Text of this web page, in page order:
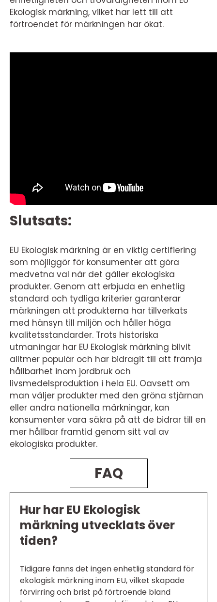
Ekologisk märkning, vilket har lett till att
förtroendet för märkningen har ökat.
Slutsats:
EU Ekologisk märkning är en viktig certifiering
som möjliggör för konsumenter att göra
medvetna val när det gäller ekologiska
produkter. Genom att erbjuda en enhetlig
standard och tydliga kriterier garanterar
märkningen att produkterna har tillverkats
med hänsyn till miljön och håller höga
kvalitetsstandarder. Trots historiska
utmaningar har EU Ekologisk märkning blivit
alltmer populär och har bidragit till att främja
hållbarhet inom jordbruk och
livsmedelsproduktion i hela EU. Oavsett om
man väljer produkter med den gröna stjärnan
eller andra nationella märkningar, kan
konsumenter vara säkra på att de bidrar till en
mer hållbar framtid genom sitt val av
ekologiska produkter.
FAQ
Hur har EU Ekologisk
märkning utvecklats över
tiden?
Tidigare fanns det ingen enhetlig standard för
ekologisk märkning inom EU, vilket skapade
förvirring och brist på förtroende bland